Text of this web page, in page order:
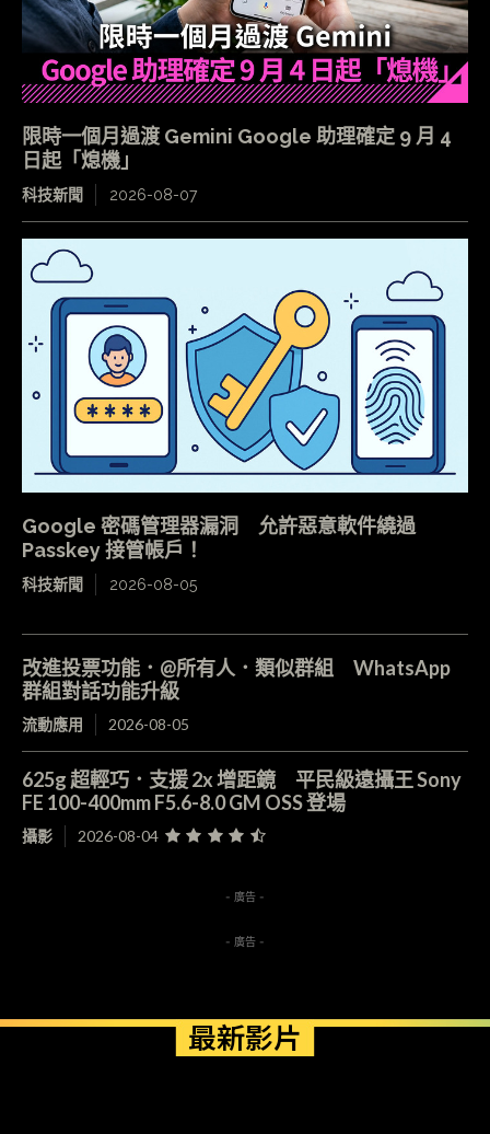
限時一個月過渡 Gemini Google 助理確定 9 月 4
日起「熄機」
科技新聞 2026-08-07
Google 密碼管理器漏洞 允許惡意軟件繞過
Passkey 接管帳戶！
科技新聞 2026-08-05
改進投票功能．@所有人．類似群組 WhatsApp
群組對話功能升級
流動應用 2026-08-05
625g 超輕巧．支援 2x 增距鏡 平民級遠攝王 Sony
FE 100-400mm F5.6-8.0 GM OSS 登場
攝影 2026-08-04
- 廣告 -
- 廣告 -
最新影片